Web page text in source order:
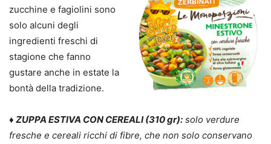
zucchine e fagiolini sono
solo alcuni degli
ingredienti freschi di
stagione che fanno
gustare anche in estate la
bontà della tradizione.
♦ ZUPPA ESTIVA CON CEREALI (310 gr): solo verdure
fresche e cereali ricchi di fibre, che non solo conservano